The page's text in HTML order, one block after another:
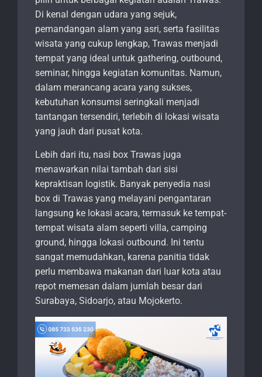
Di kenal dengan udara yang sejuk,
pemandangan alam yang asri, serta fasilitas
wisata yang cukup lengkap, Trawas menjadi
tempat yang ideal untuk gathering, outbound,
seminar, hingga kegiatan komunitas. Namun,
dalam merancang acara yang sukses,
kebutuhan konsumsi seringkali menjadi
tantangan tersendiri, terlebih di lokasi wisata
yang jauh dari pusat kota.
Lebih dari itu, nasi box Trawas juga
menawarkan nilai tambah dari sisi
kepraktisan logistik. Banyak penyedia nasi
box di Trawas yang melayani pengantaran
langsung ke lokasi acara, termasuk ke tempat-
tempat wisata alam seperti villa, camping
ground, hingga lokasi outbound. Ini tentu
sangat memudahkan, karena panitia tidak
perlu membawa makanan dari luar kota atau
repot memesan dalam jumlah besar dari
Surabaya, Sidoarjo, atau Mojokerto.